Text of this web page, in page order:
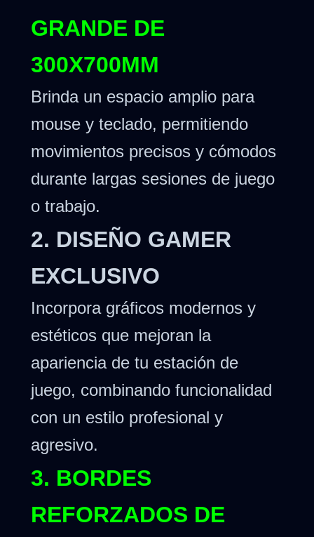
GRANDE DE
300X700MM
Brinda un espacio amplio para
mouse y teclado, permitiendo
movimientos precisos y cómodos
durante largas sesiones de juego
o trabajo.
2. DISEÑO GAMER
EXCLUSIVO
Incorpora gráficos modernos y
estéticos que mejoran la
apariencia de tu estación de
juego, combinando funcionalidad
con un estilo profesional y
agresivo.
3. BORDES
REFORZADOS DE